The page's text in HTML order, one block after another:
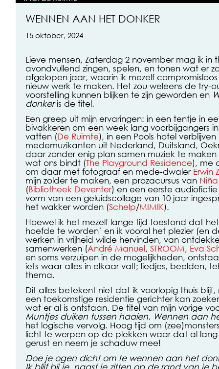
WENNEN AAN HET DONKER
15 oktober, 2024
Lieve mensen, Zaterdag 2 november mag ik in
avondvullend zingen, spelen, en tonen wat er
afgelopen jaar, waarin ik mezelf
nieuw werk te maken. Het zou weleens de try-
voorstelling kunnen blijken te zijn geworden en
donkeris de titel.
Een greep uit mijn ervaringen: in een tentje in
bivakkeren om een week lang voorbijgangers
vatten (De Ruimte), in een Pools hotel
medemuzikanten uit Nederland, Duitsland,
daar zonder enig plan samen muziek te
wat ons bindt (The Playground Residence), me
om daar met fotograaf en mede-dwaler Erwin
mijn zolder te maken, een prozacursus van
(Bibliotheek Deventer) en een eerste
vorm van een geluidscollage van 10 jaar
het wakker worden (Schelp/MIMIK).
Hoewel ik het mezelf lange tijd toestond dat
hoefde te worden’ en ik vooral het plezier (en
werken in vrijheid wilde hervinden, van
samenwerken (André Manuel, STROOM, Eva
en soms verzuipen in de mogelijkheden,
iets waar alles in elkaar valt; liedjes, beelden,
thema.
Dit alles betekent niet dat ik voorlopig thuis
een toekomstige residentie gerichter kan
wat er al is ontstaan. De titel van mijn vorige
Muntjes duiken tussen haaien. Wennen aan
het logische vervolg. Hoog tijd om
licht te werpen op de plekken waar dat al lang
gerust en neem je schaduw mee!
Doe je ogen dicht om te wennen aan het
Ik blijf bij je, naast je zitten op de rand van je